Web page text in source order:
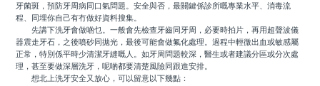
牙菌斑，預防牙周病同口氣問題。安全與否，最關鍵係診所嘅專業水平、消毒流
程、同埋你自己有冇做好資料搜集。
先講下洗牙會做啲乜。一般會先檢查牙齒同牙周，必要時拍片，再用超聲波儀
器震走牙石，之後噴砂同拋光，最後可能會做氟化處理。過程中輕微出血或敏感屬
正常，特別係平時少清潔牙縫嘅人。如牙周問題較深，醫生或者建議分區或分次處
理，甚至要做深層洗牙，呢啲都要清楚風險同跟進安排。
想北上洗牙安全又放心，可以留意以下幾點：